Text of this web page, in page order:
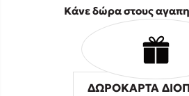
Κάνε δώρα στους
ΔΩΡΟΚΑΡΤΑ